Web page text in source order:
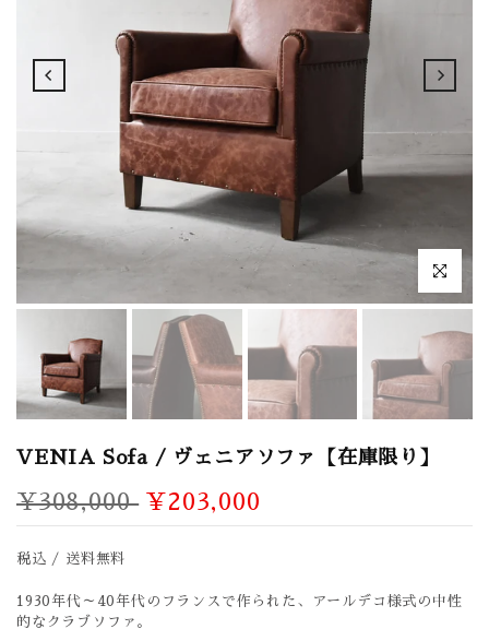
拡大表示
VENIA Sofa / ヴェニアソファ【在庫限り】
¥308,000 ¥203,000
税込 / 送料無料
1930年代～40年代のフランスで作られた、アールデコ様式の中性
的なクラブソファ。